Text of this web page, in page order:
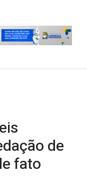
de